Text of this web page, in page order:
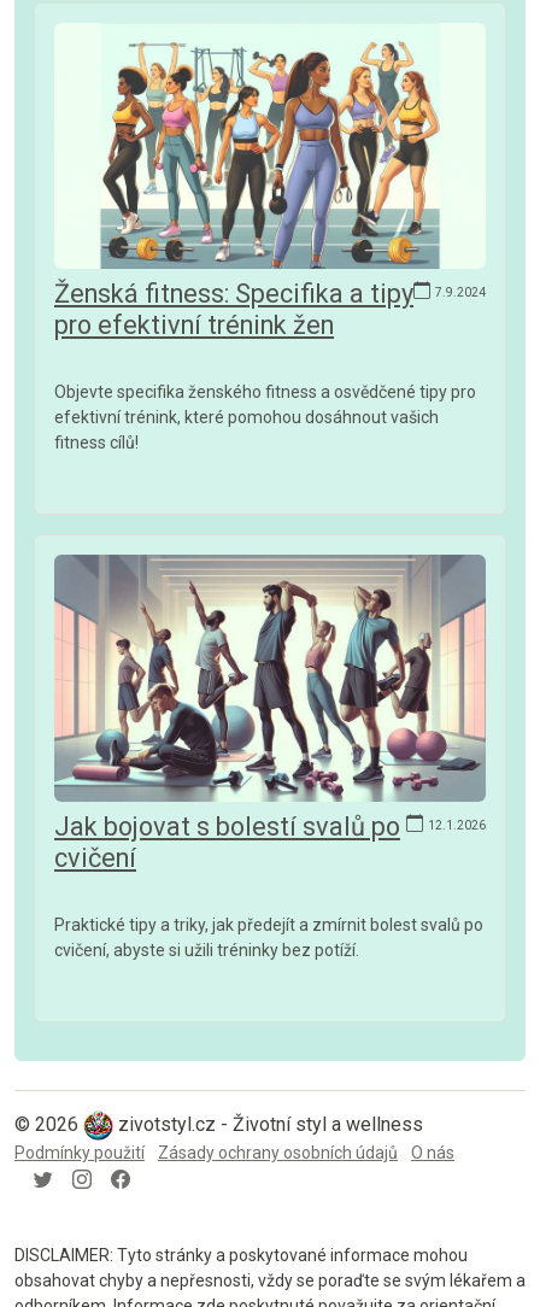
7.9.2024
Ženská fitness: Specifika a tipy
pro efektivní trénink žen
Objevte specifika ženského fitness a osvědčené tipy pro
efektivní trénink, které pomohou dosáhnout vašich
fitness cílů!
12.1.2026
Jak bojovat s bolestí svalů po
cvičení
Praktické tipy a triky, jak předejít a zmírnit bolest svalů po
cvičení, abyste si užili tréninky bez potíží.
© 2026 zivotstyl.cz - Životní styl a wellness
Podmínky použití Zásady ochrany osobních údajů O nás
DISCLAIMER: Tyto stránky a poskytované informace mohou
obsahovat chyby a nepřesnosti, vždy se poraďte se svým lékařem a